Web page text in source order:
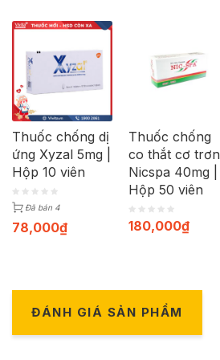
Thuốc chống dị
ứng Xyzal 5mg |
Hộp 10 viên
Đã bán 4
78,000₫
Thuốc chống
co thắt cơ trơn
Nicspa 40mg |
Hộp 50 viên
180,000₫
ĐÁNH GIÁ SẢN PHẨM